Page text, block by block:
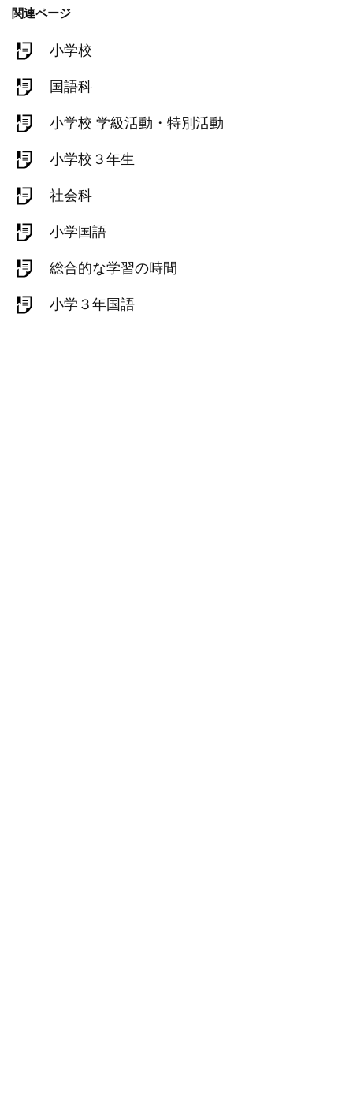
関連ページ
小学校
国語科
小学校 学級活動・特別活動
小学校３年生
社会科
小学国語
総合的な学習の時間
小学３年国語